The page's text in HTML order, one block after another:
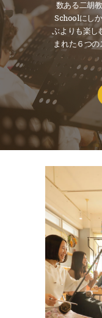
数ある二胡
Schoolにし
ぶよりも楽し
まれた６つの